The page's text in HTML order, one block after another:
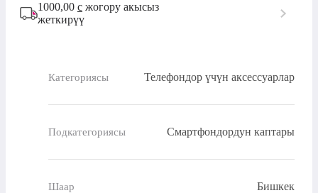
1000,00 с жогору акысыз
жеткирүү
Категориясы Телефондор үчүн аксессуарлар
Подкатегориясы Смартфондордун каптары
Шаар Бишкек